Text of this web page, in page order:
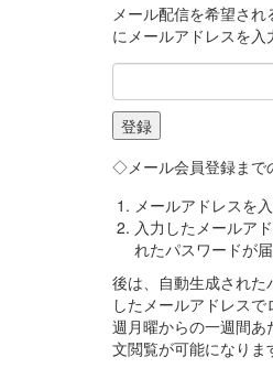
メール配信を希望さ
にメールアドレスを入
◇メール会員登録まで
メールアドレスを
入力したメールア
れたパスワードが
後は、自動生成された
したメールアドレス
週月曜からの一週間
文閲覧が可能になりま